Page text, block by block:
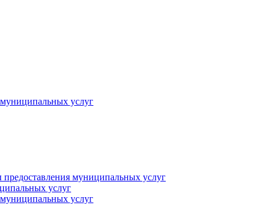
услуг
муниципальных услуг
услуг
услуг